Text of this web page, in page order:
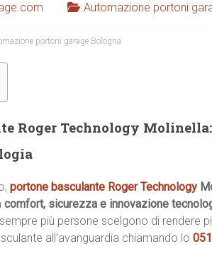
Automazione portoni
portoni garage Bologna
Roger Technology
portone basculante Roger Technology
comfort, sicurezza e innovazione
più persone scelgono di rendere
all’avanguardia chiamando lo